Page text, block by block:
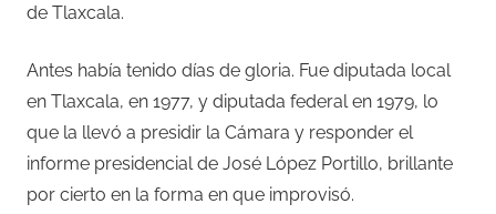
de Tlaxcala.
Antes había tenido días de gloria. Fue diputada local
en Tlaxcala, en 1977, y diputada federal en 1979, lo
que la llevó a presidir la Cámara y responder el
informe presidencial de José López Portillo, brillante
por cierto en la forma en que improvisó.